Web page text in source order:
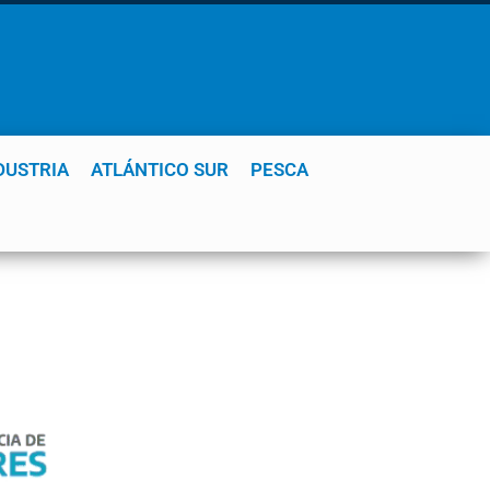
ATLÁNTICO SUR PESCA